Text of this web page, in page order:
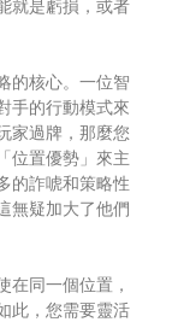
就是虧損，或者
的核心。一位智
手的行動模式來
家過牌，那麼您
位置優勢」來主
的詐唬和策略性
無疑加大了他們
在同一個位置，
此，您需要靈活